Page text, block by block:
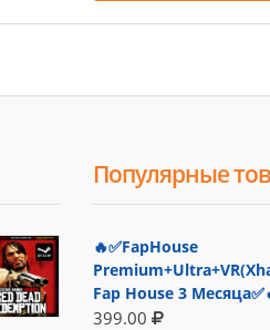
Популярные
🔥✅FapHouse
Fap House 3
399.00